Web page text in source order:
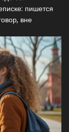
пишется
вне